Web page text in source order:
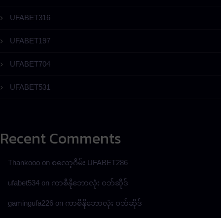
UFABET316
UFABET197
UFABET704
UFABET531
Recent Comments
Thankooo on စလော့ဂိမ်း UFABET286
ufabet534 on ကာစီနိုဘောလုံး ဝဘ်ဆိုဒ်
gamingufa226 on ကာစီနိုဘောလုံး ဝဘ်ဆိုဒ်